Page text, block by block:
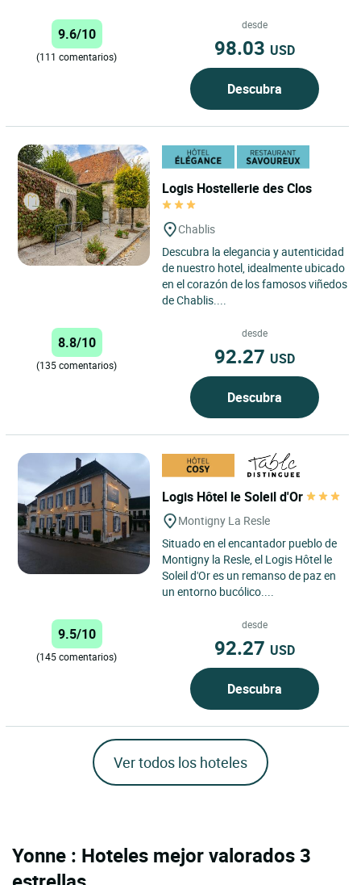
9.6/10
(111 comentarios)
desde
98.03 USD
Descubra
Logis Hostellerie des Clos
Chablis
Descubra la elegancia y autenticidad
de nuestro hotel, idealmente ubicado
en el corazón de los famosos viñedos
de Chablis....
8.8/10
(135 comentarios)
desde
92.27 USD
Descubra
Logis Hôtel le Soleil d'Or
Montigny La Resle
Situado en el encantador pueblo de
Montigny la Resle, el Logis Hôtel le
Soleil d'Or es un remanso de paz en
un entorno bucólico....
9.5/10
(145 comentarios)
desde
92.27 USD
Descubra
Ver todos los hoteles
Yonne : Hoteles mejor valorados 3